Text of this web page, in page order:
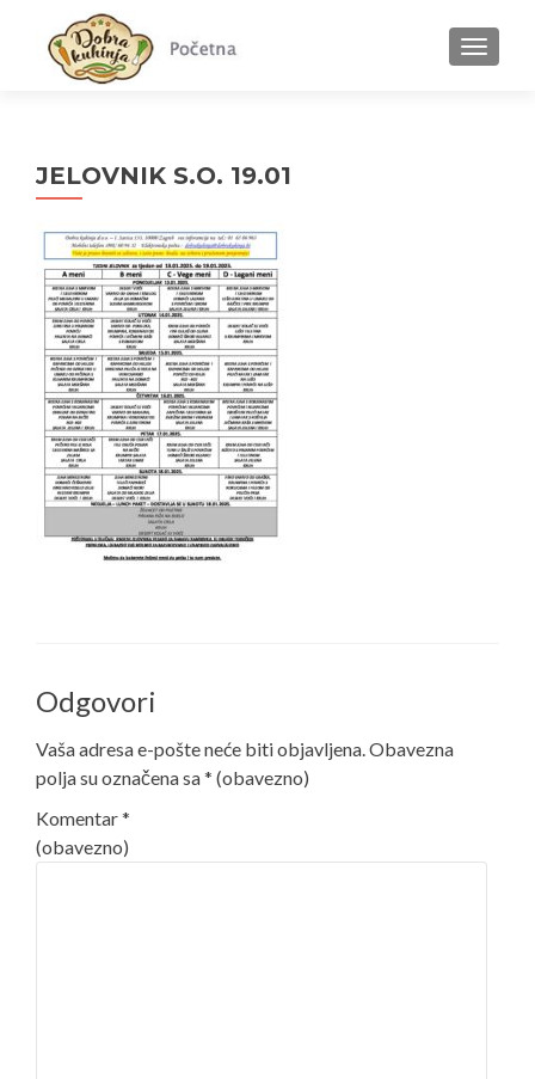
MENU
JELOVNIK S.O. 19.01
Odgovori
Vaša adresa e-pošte neće biti objavljena.Obavezna
polja su označena sa* (obavezno)
Komentar*
(obavezno)